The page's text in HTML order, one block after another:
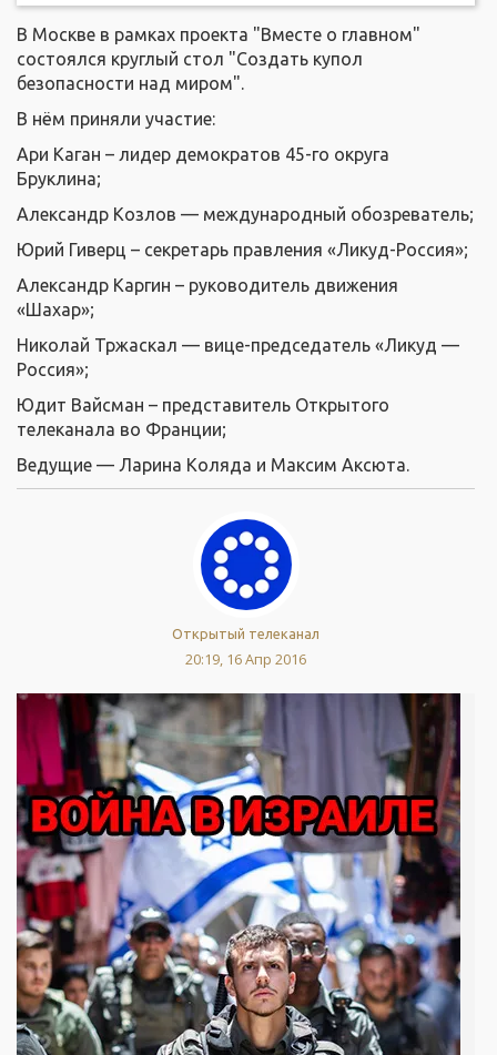
В Москве в рамках проекта "Вместе о главном"
состоялся круглый стол "Создать купол
безопасности над миром".
В нём приняли участие:
Ари Каган – лидер демократов 45-го округа
Бруклина;
Александр Козлов — международный обозреватель;
Юрий Гиверц – секретарь правления «Ликуд-Россия»;
Александр Каргин – руководитель движения
«Шахар»;
Николай Тржаскал — вице-председатель «Ликуд —
Россия»;
Юдит Вайсман – представитель Открытого
телеканала во Франции;
Ведущие — Ларина Коляда и Максим Аксюта.
Открытый телеканал
20:19, 16 Апр 2016